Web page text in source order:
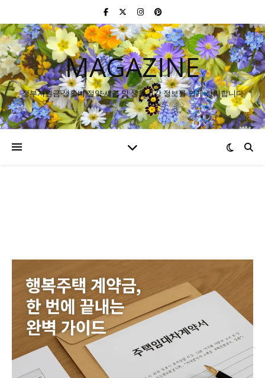
MAGAZINE
정부지원금·생활비 절약·세금 및 생활건강 정보를 쉽게 정리합니다